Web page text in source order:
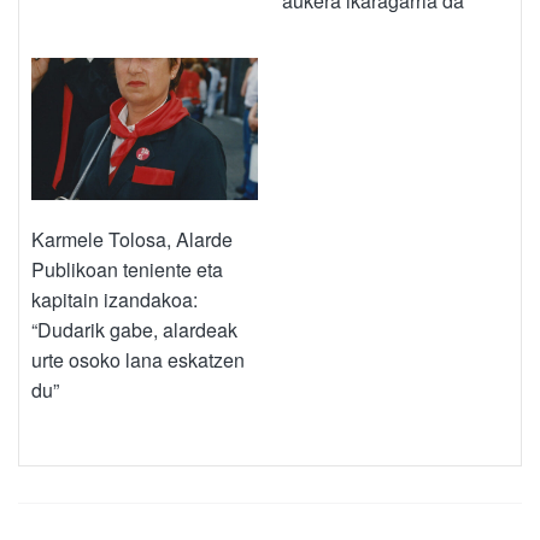
Karmele Tolosa, Alarde
Publikoan teniente eta
kapitain izandakoa:
“Dudarik gabe, alardeak
urte osoko lana eskatzen
du”